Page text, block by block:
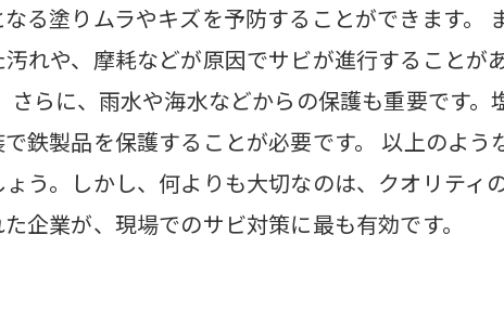
る塗りムラやキズを予防することができます。
れや、摩耗などが原因でサビが進行することが
らに、雨水や海水などからの保護も重要です
鉄製品を保護することが必要です。 以上のよ
う。しかし、何よりも大切なのは、クオリティ
企業が、現場でのサビ対策に最も有効です。